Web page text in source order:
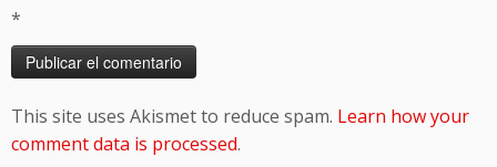
*
This site uses Akismet to reduce spam. Learn how your
comment data is processed.